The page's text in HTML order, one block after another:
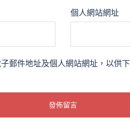
個人網站網址
郵件地址及個人網站網址，以供